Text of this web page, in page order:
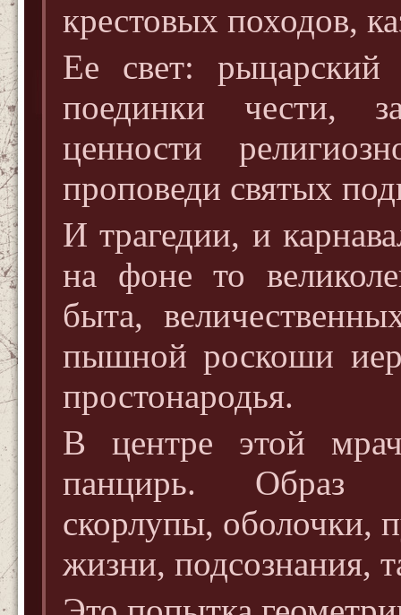
крестовых походов,
Ее свет:
поединки чести,
ценности
проповеди святых
И трагедии, и
на фоне то
быта,
пышной роскоши
простонародья.
В центре этой
панцирь. Образ
скорлупы, оболочки,
жизни, подсознания,